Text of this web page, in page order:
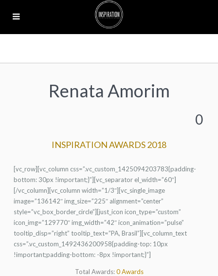
Renata Amorim
0
INSPIRATION AWARDS 2018
[vc_row][vc_column css=”.vc_custom_1425094203783{padding-
bottom: 30px !important;}”][vc_separator el_width=”60″]
[/vc_column][vc_column width=”1/3″][vc_single_image
image=”136142″ img_size=”225″ alignment=”center”
style=”vc_box_border_circle”][just_icon icon_type=”custom”
icon_img=”129770″ img_width=”42″ icon_animation=”pulse”
tooltip_disp=”right” tooltip_text=”PA, Brasil”][vc_column_text
css=”.vc_custom_1492436200958{padding-top: 10px
!important;padding-bottom: -8px !important;}”]
Total Awards:0 Awards